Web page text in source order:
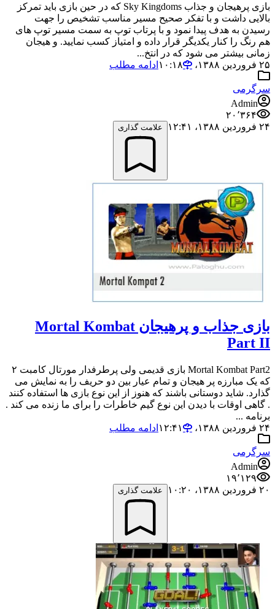
بازی پرهیجان و جذاب Sky Kingdoms که در حین بازی باید تمرکز
بالایی داشت و با تفکر صحیح مسیر مناسب تشخیص را جهت
رسیدن به هدف پیدا نمود و با پرتاب توپ به سمت مسیر توپ های
هم رنگ را کنار یکدیگر قرار داده و امتیاز کسب نمایید. و هیجان
زمانی بیشتر می شود که در انتخ...
۲۵ فروردین ۱۳۸۸،‏ ۱۰:۱۸
ادامه مطلب
سرگرمی
Admin
۲۰٬۳۶۴
۲۴ فروردین ۱۳۸۸،‏ ۱۲:۴۱
علامت گذاری
بازی جذاب و پرهیجان Mortal Kombat
Part II
Mortal Kombat Part2 بازی قدیمی ولی پرطرفدار مورتال کامبت ۲
که یک مبارزه پر هیجان و تمام عیار بین دو حریف را به نمایش می
گذارد. شاید دوستانی باشند که هنوز از این نوع بازی ها استفاده کنند
. گاهی اوقات با دیدن این نوع گیم خاطرات را برای ما زنده می کند .
برنامه ...
۲۴ فروردین ۱۳۸۸،‏ ۱۲:۴۱
ادامه مطلب
سرگرمی
Admin
۱۹٬۱۲۹
۲۰ فروردین ۱۳۸۸،‏ ۱۰:۲۰
علامت گذاری